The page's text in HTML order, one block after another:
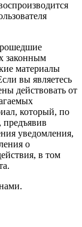
законным
материалы
вы являетесь
действовать от
который, по
уведомления,
о
в том